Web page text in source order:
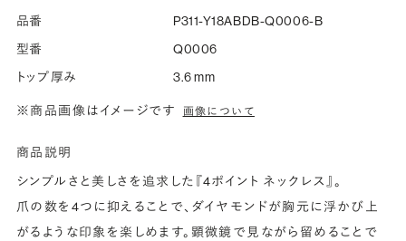
品番
P311-Y18ABDB-Q0006-B
型番
Q0006
トップ厚み
3.6 mm
※商品画像はイメージです 画像について
商品説明
シンプルさと美しさを追求した『4ポイント ネックレス』。
爪の数を4つに抑えることで、ダイヤモンドが胸元に浮かび上
がるような印象を楽しめます。顕微鏡で見ながら留めることで